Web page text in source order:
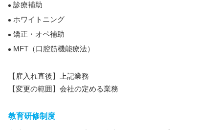
診療補助
ホワイトニング
矯正・オペ補助
MFT（口腔筋機能療法）
【雇入れ直後】上記業務
【変更の範囲】会社の定める業務
教育研修制度